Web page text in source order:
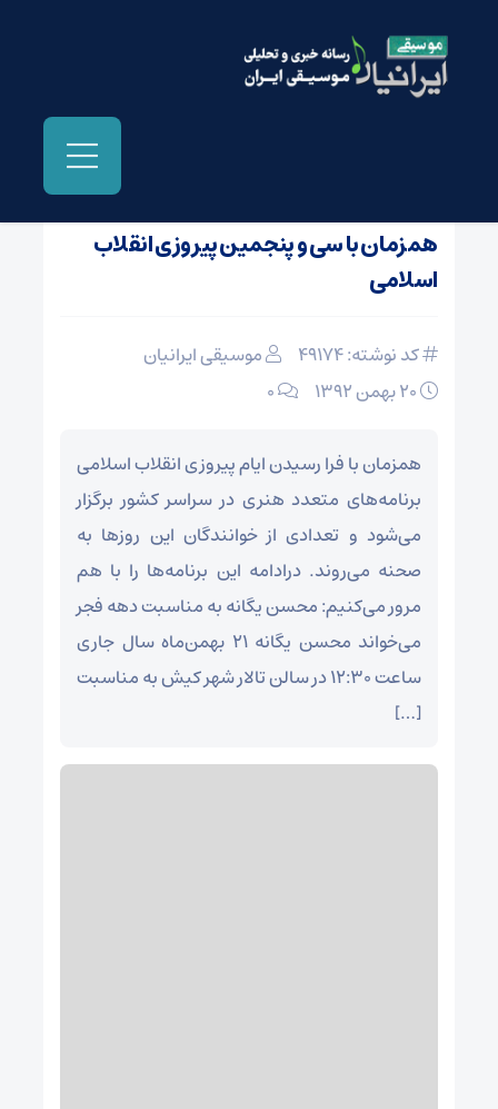
همزمان با سی و پنجمین پیروزی انقلاب
اسلامی
کد نوشته: 49174
موسیقی ایرانیان
۰
همزمان با فرا رسیدن ایام پیروزی انقلاب اسلامی
برنامه‌های متعدد هنری در سراسر کشور برگزار
می‌شود و تعدادی از خوانندگان این روزها به
صحنه می‌روند. درادامه این برنامه‌ها را با هم
مرور می‌کنیم: محسن یگانه به مناسبت دهه فجر
می‌خواند محسن یگانه ۲۱ بهمن‌ماه سال جاری
ساعت ۱۲:۳۰ در سالن تالار شهر کیش به مناسبت
[…]